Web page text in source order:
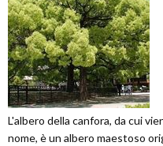
L'albero della canfora, da cui
nome, è un albero maestoso